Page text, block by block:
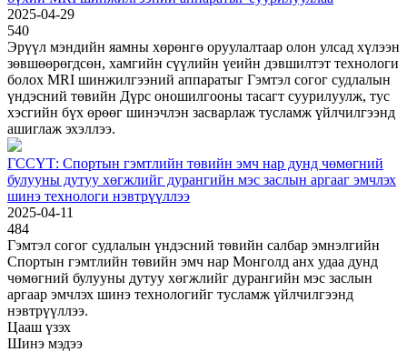
2025-04-29
540
Эрүүл мэндийн яамны хөрөнгө оруулалтаар олон улсад хүлээн
зөвшөөрөгдсөн, хамгийн сүүлийн үеийн дэвшилтэт технологи
болох MRI шинжилгээний аппаратыг Гэмтэл согог судлалын
үндэсний төвийн Дүрс оношилгооны тасагт суурилуулж, тус
хэсгийн бүх өрөөг шинэчлэн засварлаж тусламж үйлчилгээнд
ашиглаж эхэллээ.
ГССҮТ: Спортын гэмтлийн төвийн эмч нар дунд чөмөгний
булууны дутуу хөгжлийг дурангийн мэс заслын аргааг эмчлэх
шинэ технологи нэвтрүүллээ
2025-04-11
484
Гэмтэл согог судлалын үндэсний төвийн салбар эмнэлгийн
Спортын гэмтлийн төвийн эмч нар Монголд анх удаа дунд
чөмөгний булууны дутуу хөгжлийг дурангийн мэс заслын
аргаар эмчлэх шинэ технологийг тусламж үйлчилгээнд
нэвтрүүллээ.
Цааш үзэх
Шинэ мэдээ